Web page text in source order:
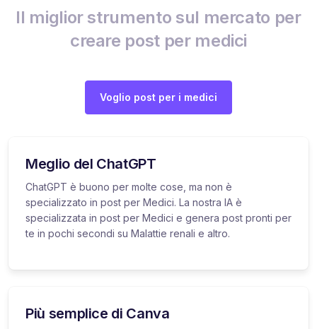
Il miglior strumento sul mercato per
creare post per medici
Voglio post per i medici
Meglio del ChatGPT
ChatGPT è buono per molte cose, ma non è
specializzato in post per Medici. La nostra IA è
specializzata in post per Medici e genera post pronti per
te in pochi secondi su Malattie renali e altro.
Più semplice di Canva